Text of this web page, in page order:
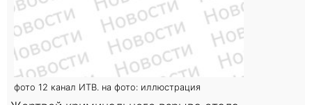
фото 12 канал ИТВ. на фото: иллюстрация